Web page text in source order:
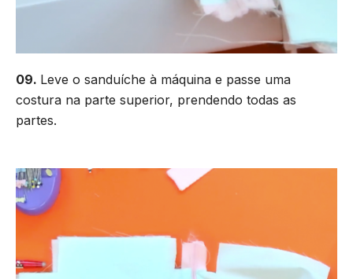
09. Leve o sanduíche à máquina e passe uma
costura na parte superior, prendendo todas as
partes.